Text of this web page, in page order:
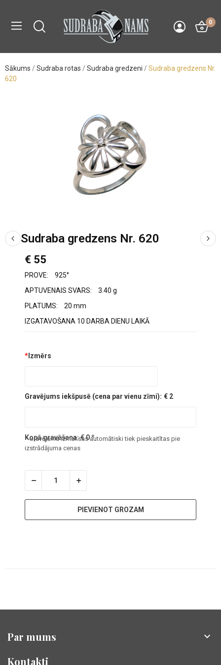
0
Sākums Sudraba rotas Sudraba gredzeni
Sudraba gredzens Nr.
620
Sudraba gredzens Nr. 620
€ 55
PROVE:
925°
APTUVENAIS SVARS:
3.40 g
PLATUMS:
20 mm
IZGATAVOŠANA 10 DARBA DIENU LAIKĀ
* Izmērs
Gravējums iekšpusē (cena par vienu zīmi): € 2
Kopā gravēšana:€0*
* Gravējuma izmaksas automātiski tiek pieskaitītas pie
izstrādājuma cenas
PIEVIENOT GROZAM
Par mums 
Kontakti